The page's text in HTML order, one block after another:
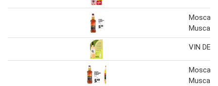
Muscat
VIN DE
Muscat